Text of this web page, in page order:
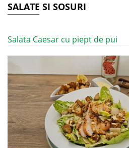
SALATE SI SOSURI
Salata Caesar cu piept de pui